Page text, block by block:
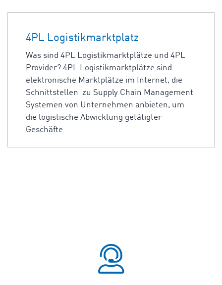
4PL Logistikmarktplatz
Was sind 4PL Logistikmarktplätze und 4PL
Provider? 4PL Logistikmarktplätze sind
elektronische Marktplätze im Internet, die
Schnittstellen zu Supply Chain Management
Systemen von Unternehmen anbieten, um
die logistische Abwicklung getätigter
Geschäfte